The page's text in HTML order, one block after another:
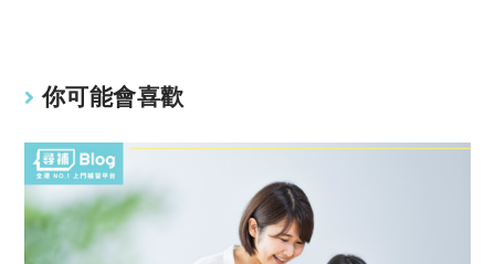
你可能會喜歡